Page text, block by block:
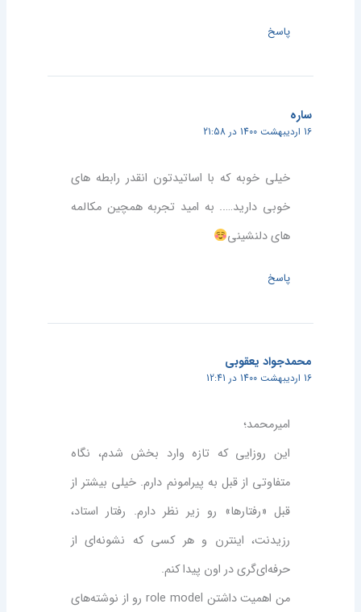
پاسخ
ساره
16 اردیبهشت 1400 در 21:58
خیلی خوبه که با اساتیدتون انقدر رابطه های
خوبی دارید….. به امید تجربه همچین مکالمه
های دلنشینی
پاسخ
محمدجواد یعقوبی
16 اردیبهشت 1400 در 12:41
امیرمحمد؛
این روزایی که تازه وارد بخش شدم، نگاه
متفاوتی از قبل به پیرامونم دارم. خیلی بیشتر از
قبل «رفتارها» رو زیر نظر دارم. رفتار استاد،‌
رزیدنت، اینترن و هر کسی که نشونه‌ای از
حرفه‌ای‌گری در اون پیدا کنم.
من اهمیت داشتن role model رو از نوشته‌های